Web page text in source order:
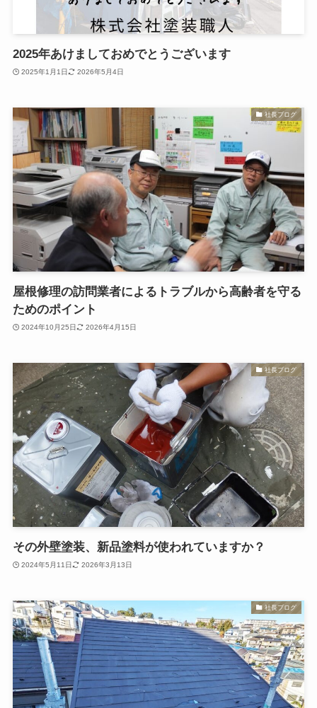
2025年あけましておめでとうございます
2025年1月1日 2026年5月4日
社長ブログ
屋根修理の訪問業者によるトラブルから高齢者を守る
ためのポイント
2024年10月25日 2026年4月15日
社長ブログ
その外壁塗装、新品塗料が使われていますか？
2024年5月11日 2026年3月13日
社長ブログ